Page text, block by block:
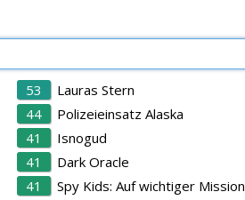
53
Lauras Stern
44
Polizeieinsatz Alaska
41
Isnogud
41
Dark Oracle
41
Spy Kids: Auf wichtiger Mission